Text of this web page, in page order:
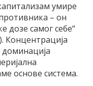
умире
– он
дозе самог себе“
). Концентрација
доминација
основе система.